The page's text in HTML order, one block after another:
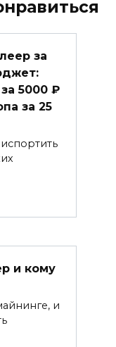
за
5000 ₽
за 25
и кому
и